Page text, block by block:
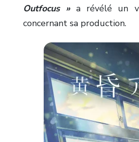
Outfocus » a révélé un
concernant sa production.